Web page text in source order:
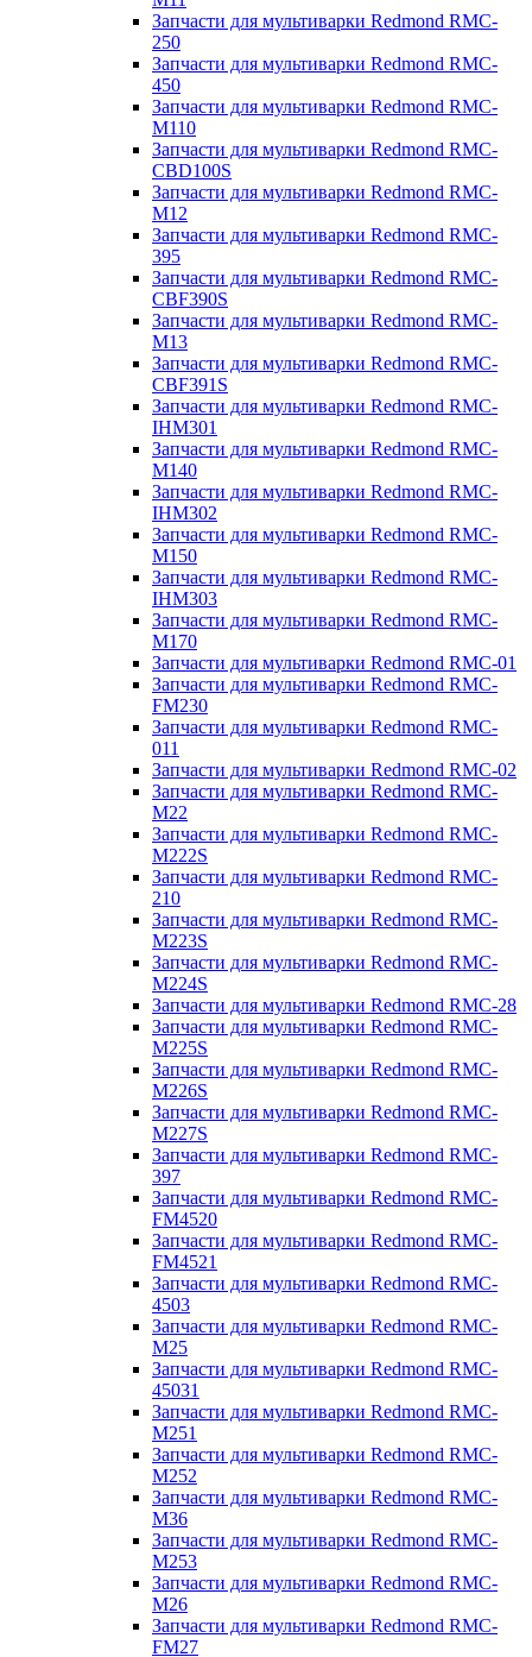
Запчасти для мультиварки Redmond RMC-
250
Запчасти для мультиварки Redmond RMC-
450
Запчасти для мультиварки Redmond RMC-
M110
Запчасти для мультиварки Redmond RMC-
CBD100S
Запчасти для мультиварки Redmond RMC-
M12
Запчасти для мультиварки Redmond RMC-
395
Запчасти для мультиварки Redmond RMC-
CBF390S
Запчасти для мультиварки Redmond RMC-
M13
Запчасти для мультиварки Redmond RMC-
CBF391S
Запчасти для мультиварки Redmond RMC-
IHM301
Запчасти для мультиварки Redmond RMC-
M140
Запчасти для мультиварки Redmond RMC-
IHM302
Запчасти для мультиварки Redmond RMC-
M150
Запчасти для мультиварки Redmond RMC-
IHM303
Запчасти для мультиварки Redmond RMC-
M170
Запчасти для мультиварки Redmond RMC-01
Запчасти для мультиварки Redmond RMC-
FM230
Запчасти для мультиварки Redmond RMC-
011
Запчасти для мультиварки Redmond RMC-02
Запчасти для мультиварки Redmond RMC-
M22
Запчасти для мультиварки Redmond RMC-
M222S
Запчасти для мультиварки Redmond RMC-
210
Запчасти для мультиварки Redmond RMC-
M223S
Запчасти для мультиварки Redmond RMC-
M224S
Запчасти для мультиварки Redmond RMC-28
Запчасти для мультиварки Redmond RMC-
M225S
Запчасти для мультиварки Redmond RMC-
M226S
Запчасти для мультиварки Redmond RMC-
M227S
Запчасти для мультиварки Redmond RMC-
397
Запчасти для мультиварки Redmond RMC-
FM4520
Запчасти для мультиварки Redmond RMC-
FM4521
Запчасти для мультиварки Redmond RMC-
4503
Запчасти для мультиварки Redmond RMC-
M25
Запчасти для мультиварки Redmond RMC-
45031
Запчасти для мультиварки Redmond RMC-
M251
Запчасти для мультиварки Redmond RMC-
M252
Запчасти для мультиварки Redmond RMC-
M36
Запчасти для мультиварки Redmond RMC-
M253
Запчасти для мультиварки Redmond RMC-
M26
Запчасти для мультиварки Redmond RMC-
FM27